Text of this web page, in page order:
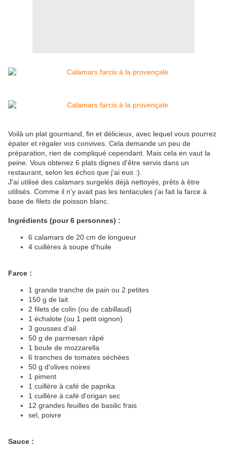
Voilà un plat gourmand, fin et délicieux, avec lequel vous pourrez
épater et régaler vos convives. Cela demande un peu de
préparation, rien de compliqué cependant. Mais cela en vaut la
peine. Vous obtenez 6 plats dignes d'être servis dans un
restaurant, selon les échos que j'ai eus :).
J'ai utilisé des calamars surgelés déjà nettoyés, prêts à être
utilisés. Comme il n'y avait pas les tentacules j'ai fait la farce à
base de filets de poisson blanc.
Ingrédients (pour 6 personnes) :
6 calamars de 20 cm de longueur
4 cuillères à soupe d'huile
Farce :
1 grande tranche de pain ou 2 petites
150 g de lait
2 filets de colin (ou de cabillaud)
1 échalote (ou 1 petit oignon)
3 gousses d'ail
50 g de parmesan râpé
1 boule de mozzarella
6 tranches de tomates séchées
50 g d'olives noires
1 piment
1 cuillère à café de paprika
1 cuillère à café d'origan sec
12 grandes feuilles de basilic frais
sel, poivre
Sauce :